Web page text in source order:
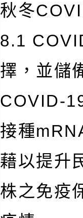
秋冬
8.1
擇，並儲
COVID-
接種
藉以提升
株之免疫